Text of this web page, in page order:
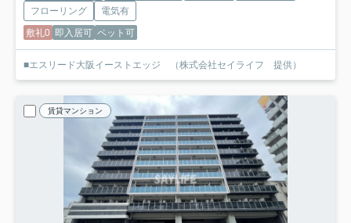
フローリング
電気有
敷礼0 即入居可 ペット可
■エスリード大阪イーストエッジ （株式会社セイライフ 提供）
賃貸マンション